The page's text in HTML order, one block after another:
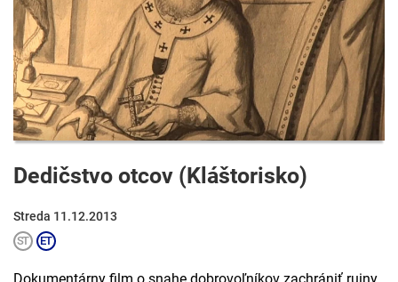
Dedičstvo otcov (Kláštorisko)
Streda 11.12.2013